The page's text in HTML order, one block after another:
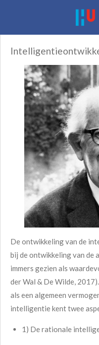
hoofdinhoud
De ontwikkeling van de
bij de ontwikkeling van
immers gezien als
der Wal & De Wilde,
als een algemeen
intelligentie kent twee
1) De rationale